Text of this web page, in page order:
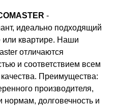
-
идеально подходящий
или квартире. Наши
отличаются
и соответствием всем
Преимущества:
производителя,
нормам, долговечность и